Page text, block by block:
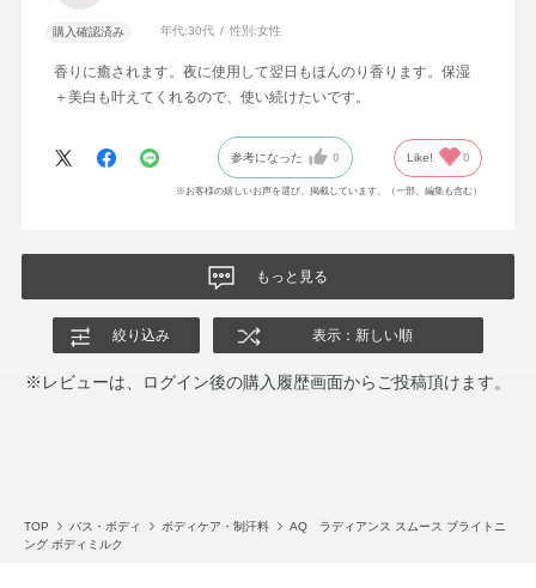
購入確認済み 年代:30代 性別:女性
香りに癒されます。夜に使用して翌日もほんのり香ります。保湿
＋美白も叶えてくれるので、使い続けたいです。
参考になった 0 Like! 0
※お客様の嬉しいお声を選び、掲載しています。（一部、編集も含む）
もっと見る
絞り込み 表示：新しい順
※レビューは、ログイン後の購入履歴画面からご投稿頂けます。
TOP バス・ボディ ボディケア・制汗料
AQ ラディアンス スムース ブライトニ
ング ボディミルク